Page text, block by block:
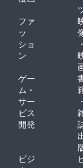
ファ
ッ
ショ
ン
・
ゲー
ム・
サー
ビス
開発
・
ビジ